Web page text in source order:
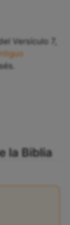
Versículo 7,
la Biblia